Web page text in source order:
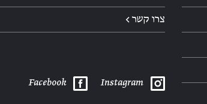
צרו קשר ←
Instagram
Facebook